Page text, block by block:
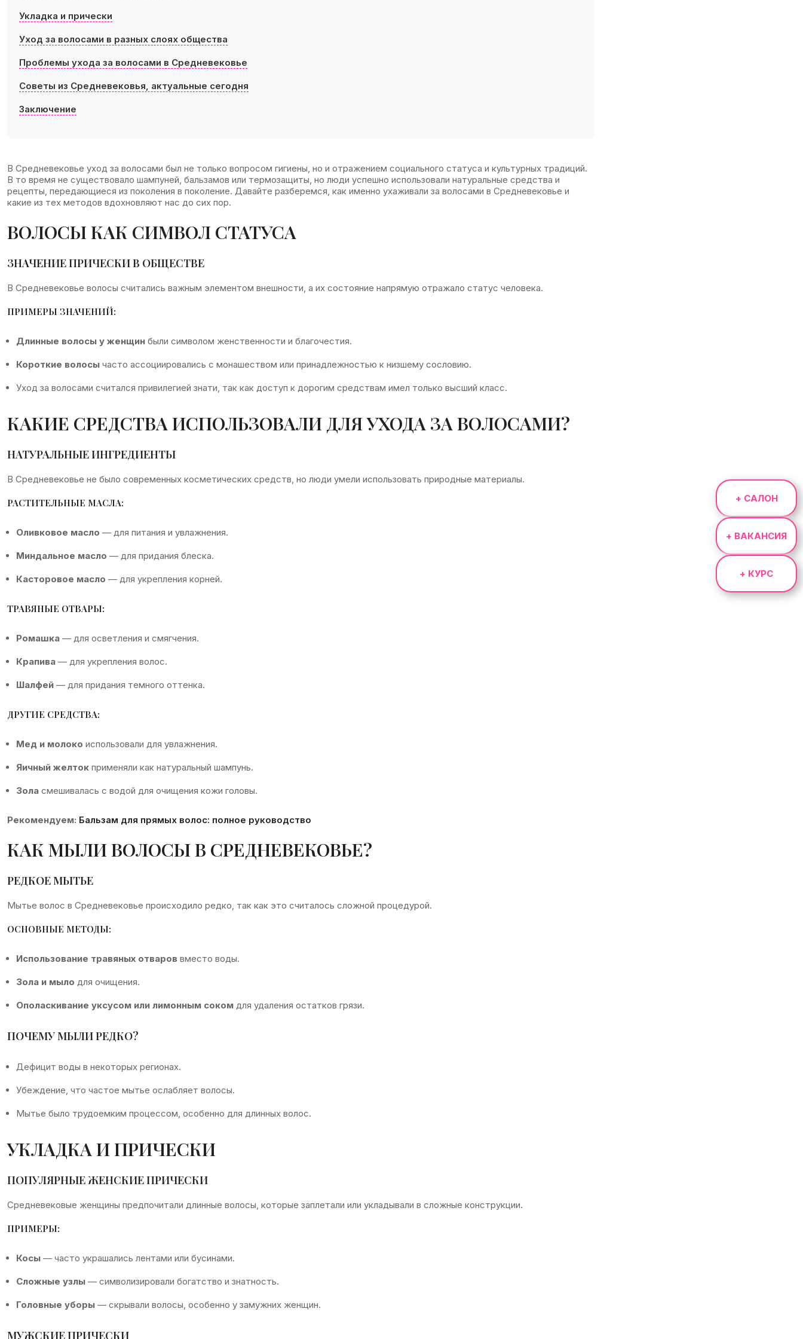
Укладка и прически
Уход за волосами в разных слоях общества
Проблемы ухода за волосами в Средневековье
Советы из Средневековья, актуальные сегодня
Заключение
В Средневековье уход за волосами был не только вопросом гигиены, но и отражением социального статуса и культурных традиций.
В то время не существовало шампуней, бальзамов или термозащиты, но люди успешно использовали натуральные средства и
рецепты, передающиеся из поколения в поколение. Давайте разберемся, как именно ухаживали за волосами в Средневековье и
какие из тех методов вдохновляют нас до сих пор.
ВОЛОСЫ КАК СИМВОЛ СТАТУСА
ЗНАЧЕНИЕ ПРИЧЕСКИ В ОБЩЕСТВЕ
В Средневековье волосы считались важным элементом внешности, а их состояние напрямую отражало статус человека.
ПРИМЕРЫ ЗНАЧЕНИЙ:
Длинные волосы у женщин были символом женственности и благочестия.
Короткие волосы часто ассоциировались с монашеством или принадлежностью к низшему сословию.
Уход за волосами считался привилегией знати, так как доступ к дорогим средствам имел только высший класс.
КАКИЕ СРЕДСТВА ИСПОЛЬЗОВАЛИ ДЛЯ УХОДА ЗА ВОЛОСАМИ?
НАТУРАЛЬНЫЕ ИНГРЕДИЕНТЫ
В Средневековье не было современных косметических средств, но люди умели использовать природные материалы.
РАСТИТЕЛЬНЫЕ МАСЛА:
Оливковое масло — для питания и увлажнения.
Миндальное масло — для придания блеска.
Касторовое масло — для укрепления корней.
ТРАВЯНЫЕ ОТВАРЫ:
Ромашка — для осветления и смягчения.
Крапива — для укрепления волос.
Шалфей — для придания темного оттенка.
ДРУГИЕ СРЕДСТВА:
Мед и молоко использовали для увлажнения.
Яичный желток применяли как натуральный шампунь.
Зола смешивалась с водой для очищения кожи головы.
Рекомендуем: Бальзам для прямых волос: полное руководство
КАК МЫЛИ ВОЛОСЫ В СРЕДНЕВЕКОВЬЕ?
РЕДКОЕ МЫТЬЕ
Мытье волос в Средневековье происходило редко, так как это считалось сложной процедурой.
ОСНОВНЫЕ МЕТОДЫ:
Использование травяных отваров вместо воды.
Зола и мыло для очищения.
Ополаскивание уксусом или лимонным соком для удаления остатков грязи.
ПОЧЕМУ МЫЛИ РЕДКО?
Дефицит воды в некоторых регионах.
Убеждение, что частое мытье ослабляет волосы.
Мытье было трудоемким процессом, особенно для длинных волос.
УКЛАДКА И ПРИЧЕСКИ
ПОПУЛЯРНЫЕ ЖЕНСКИЕ ПРИЧЕСКИ
Средневековые женщины предпочитали длинные волосы, которые заплетали или укладывали в сложные конструкции.
ПРИМЕРЫ:
Косы — часто украшались лентами или бусинами.
Сложные узлы — символизировали богатство и знатность.
Головные уборы — скрывали волосы, особенно у замужних женщин.
МУЖСКИЕ ПРИЧЕСКИ
+ САЛОН
+ ВАКАНСИЯ
+ КУРС